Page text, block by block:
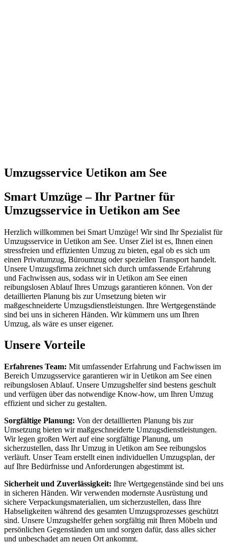
Umzugsservice Uetikon am See
Smart Umzüge – Ihr Partner für
Umzugsservice in Uetikon am See
Herzlich willkommen bei Smart Umzüge! Wir sind Ihr Spezialist für
Umzugsservice in Uetikon am See. Unser Ziel ist es, Ihnen einen
stressfreien und effizienten Umzug zu bieten, egal ob es sich um
einen Privatumzug, Büroumzug oder speziellen Transport handelt.
Unsere Umzugsfirma zeichnet sich durch umfassende Erfahrung
und Fachwissen aus, sodass wir in Uetikon am See einen
reibungslosen Ablauf Ihres Umzugs garantieren können. Von der
detaillierten Planung bis zur Umsetzung bieten wir
maßgeschneiderte Umzugsdienstleistungen. Ihre Wertgegenstände
sind bei uns in sicheren Händen. Wir kümmern uns um Ihren
Umzug, als wäre es unser eigener.
Unsere Vorteile
Erfahrenes Team: Mit umfassender Erfahrung und Fachwissen im
Bereich Umzugsservice garantieren wir in Uetikon am See einen
reibungslosen Ablauf. Unsere Umzugshelfer sind bestens geschult
und verfügen über das notwendige Know-how, um Ihren Umzug
effizient und sicher zu gestalten.
Sorgfältige Planung: Von der detaillierten Planung bis zur
Umsetzung bieten wir maßgeschneiderte Umzugsdienstleistungen.
Wir legen großen Wert auf eine sorgfältige Planung, um
sicherzustellen, dass Ihr Umzug in Uetikon am See reibungslos
verläuft. Unser Team erstellt einen individuellen Umzugsplan, der
auf Ihre Bedürfnisse und Anforderungen abgestimmt ist.
Sicherheit und Zuverlässigkeit: Ihre Wertgegenstände sind bei uns
in sicheren Händen. Wir verwenden modernste Ausrüstung und
sichere Verpackungsmaterialien, um sicherzustellen, dass Ihre
Habseligkeiten während des gesamten Umzugsprozesses geschützt
sind. Unsere Umzugshelfer gehen sorgfältig mit Ihren Möbeln und
persönlichen Gegenständen um und sorgen dafür, dass alles sicher
und unbeschadet am neuen Ort ankommt.